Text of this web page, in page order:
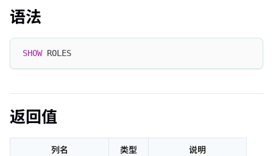
语法
SHOW ROLES
返回值
列名 类型
说明